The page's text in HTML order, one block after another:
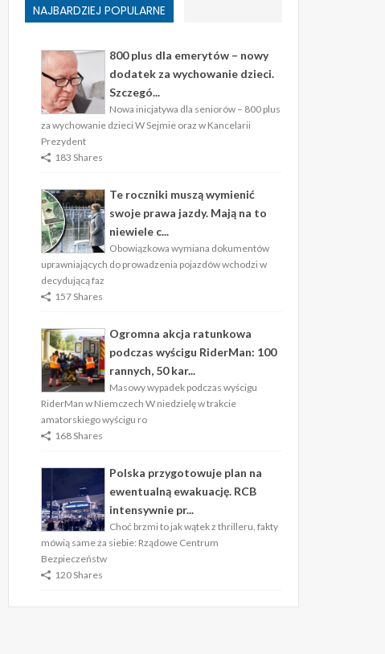
NAJBARDZIEJ POPULARNE
800 plus dla emerytów – nowy
dodatek za wychowanie dzieci.
Szczegó...
Nowa inicjatywa dla seniorów – 800 plus
za wychowanie dzieci W Sejmie oraz w Kancelarii
Prezydent
183 Shares
Te roczniki muszą wymienić
swoje prawa jazdy. Mają na to
niewiele c...
Obowiązkowa wymiana dokumentów
uprawniających do prowadzenia pojazdów wchodzi w
decydującą faz
157 Shares
Ogromna akcja ratunkowa
podczas wyścigu RiderMan: 100
rannych, 50 kar...
Masowy wypadek podczas wyścigu
RiderMan w Niemczech W niedzielę w trakcie
amatorskiego wyścigu ro
168 Shares
Polska przygotowuje plan na
ewentualną ewakuację. RCB
intensywnie pr...
Choć brzmi to jak wątek z thrilleru, fakty
mówią same za siebie: Rządowe Centrum
Bezpieczeństw
120 Shares